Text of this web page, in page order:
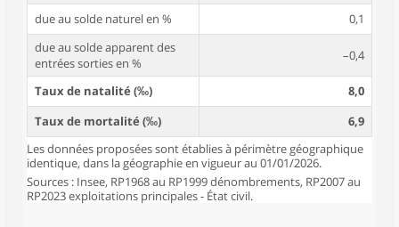
due au solde naturel en %
0,1
due au solde apparent des
entrées sorties en %
–0,4
Taux de natalité (‰)
8,0
Taux de mortalité (‰)
6,9
Les données proposées sont établies à périmètre géographique
identique, dans la géographie en vigueur au 01/01/2026.
Sources : Insee, RP1968 au RP1999 dénombrements, RP2007 au
RP2023 exploitations principales - État civil.